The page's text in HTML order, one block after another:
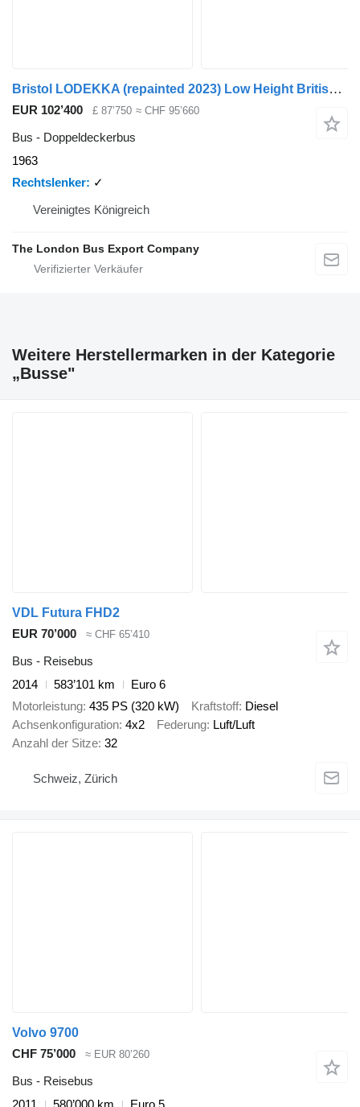
Bristol LODEKKA (repainted 2023) Low Height British Double Decker Bus Ma
EUR 102’400 £ 87’750 ≈ CHF 95’660
Bus - Doppeldeckerbus
1963
Rechtslenker
✓
Vereinigtes Königreich
The London Bus Export Company
Weitere Herstellermarken in der Kategorie
„Busse"
VDL Futura FHD2
EUR 70’000
≈ CHF 65’410
Bus - Reisebus
2014
583’101 km
Euro 6
Motorleistung 435 PS (320 kW) Kraftstoff Diesel
Achsenkonfiguration 4x2 Federung Luft/Luft
Anzahl der Sitze 32
Schweiz, Zürich
Volvo 9700
CHF 75’000
≈ EUR 80’260
Bus - Reisebus